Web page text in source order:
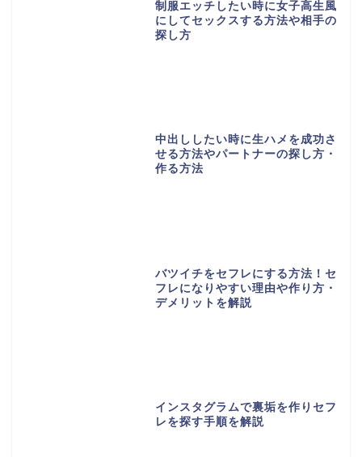
制服エッチしたい時に女子高生風
にしてセックスする方法や相手の
探し方
中出ししたい時に生ハメを成功さ
せる方法やパートナーの探し方・
作る方法
バツイチをセフレにする方法！セ
フレになりやすい理由や作り方・
デメリットを解説
インスタグラムで裏垢を作りセフ
レを探す手順を解説